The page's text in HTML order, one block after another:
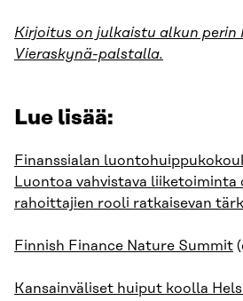
Kirjoitus on julkaistu alkun perin
Vieraskynä-palstalla.
Lue lisää:
Finanssialan
Luontoa vahvistava liiketoiminta
rahoittajien rooli ratkaisevan
Finnish Finance Nature Summit
Kansainväliset huiput koolla